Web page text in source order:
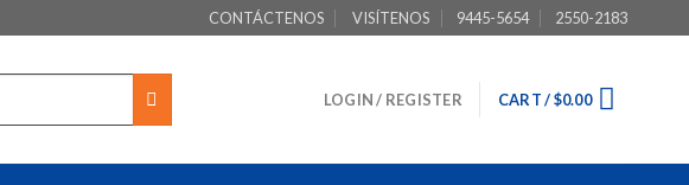
CONTÁCTENOS VISÍTENOS 9445-5654 2550-2183
LOGIN / REGISTER CART /$0.00